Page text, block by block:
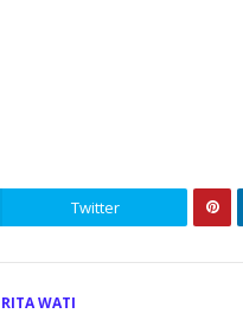
Twitter
RITA WATI